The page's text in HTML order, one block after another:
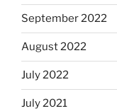
September 2022
August 2022
July 2022
July 2021